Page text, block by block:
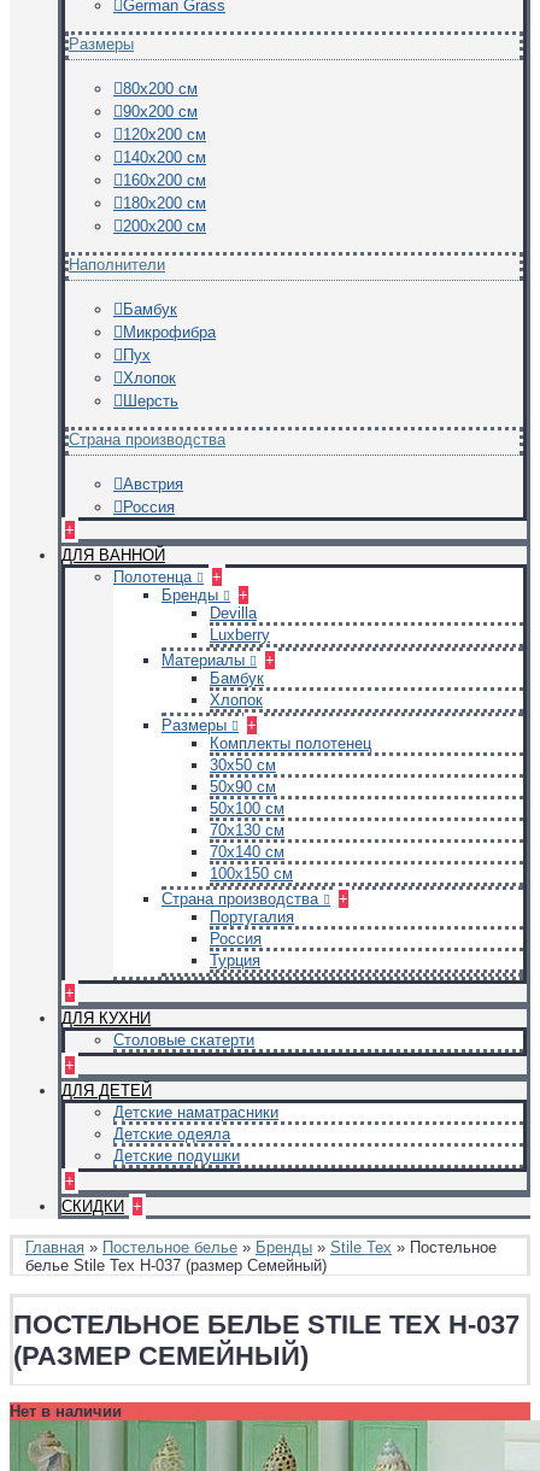
German Grass
Размеры
80х200 см
90х200 см
120х200 см
140х200 см
160х200 см
180х200 см
200х200 см
Наполнители
Бамбук
Микрофибра
Пух
Хлопок
Шерсть
Страна производства
Австрия
Россия
+
ДЛЯ ВАННОЙ
Полотенца
+
Бренды
+
Devilla
Luxberry
Материалы
+
Бамбук
Хлопок
Размеры
+
Комплекты полотенец
30х50 см
50х90 см
50х100 см
70х130 см
70х140 см
100х150 см
Страна производства
+
Португалия
Россия
Турция
+
ДЛЯ КУХНИ
Столовые скатерти
+
ДЛЯ ДЕТЕЙ
Детские наматрасники
Детские одеяла
Детские подушки
+
СКИДКИ +
Главная » Постельное белье » Бренды » Stile Tex » Постельное
белье Stile Tex H-037 (размер Семейный)
ПОСТЕЛЬНОЕ БЕЛЬЕ STILE TEX H-037
(РАЗМЕР СЕМЕЙНЫЙ)
Нет в наличии